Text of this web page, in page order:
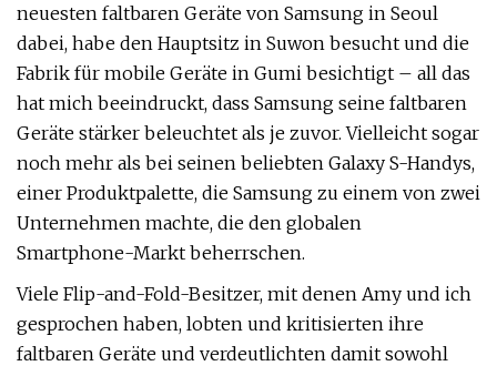
neuesten faltbaren Geräte von Samsung in Seoul
dabei, habe den Hauptsitz in Suwon besucht und die
Fabrik für mobile Geräte in Gumi besichtigt – all das
hat mich beeindruckt, dass Samsung seine faltbaren
Geräte stärker beleuchtet als je zuvor. Vielleicht sogar
noch mehr als bei seinen beliebten Galaxy S-Handys,
einer Produktpalette, die Samsung zu einem von zwei
Unternehmen machte, die den globalen
Smartphone-Markt beherrschen.
Viele Flip-and-Fold-Besitzer, mit denen Amy und ich
gesprochen haben, lobten und kritisierten ihre
faltbaren Geräte und verdeutlichten damit sowohl